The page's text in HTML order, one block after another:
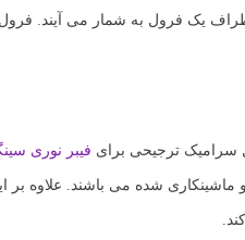
یک فرول به شمار می آیند.
سرامیک ترجیحی برای فیبر نوری
شده می باشند. علاوه بر